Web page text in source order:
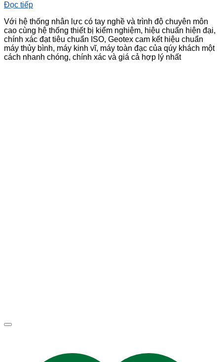
Đọc tiếp
Với hệ thống nhân lực có tay nghề và trình độ chuyên môn
cao cùng hệ thống thiết bị kiểm nghiệm, hiệu chuẩn hiện đại,
chính xác đạt tiêu chuẩn ISO, Geotex cam kết hiệu chuẩn
máy thủy bình, máy kinh vĩ, máy toàn đạc của qúy khách một
cách nhanh chóng, chính xác và giá cả hợp lý nhất